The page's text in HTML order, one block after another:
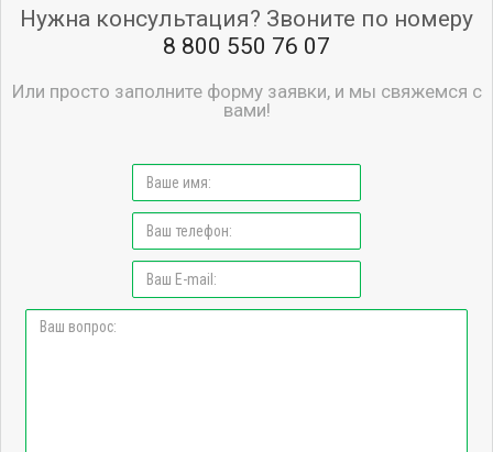
Нужна консультация? Звоните по номеру
8 800 550 76 07
Или просто заполните форму заявки, и мы свяжемся с
вами!